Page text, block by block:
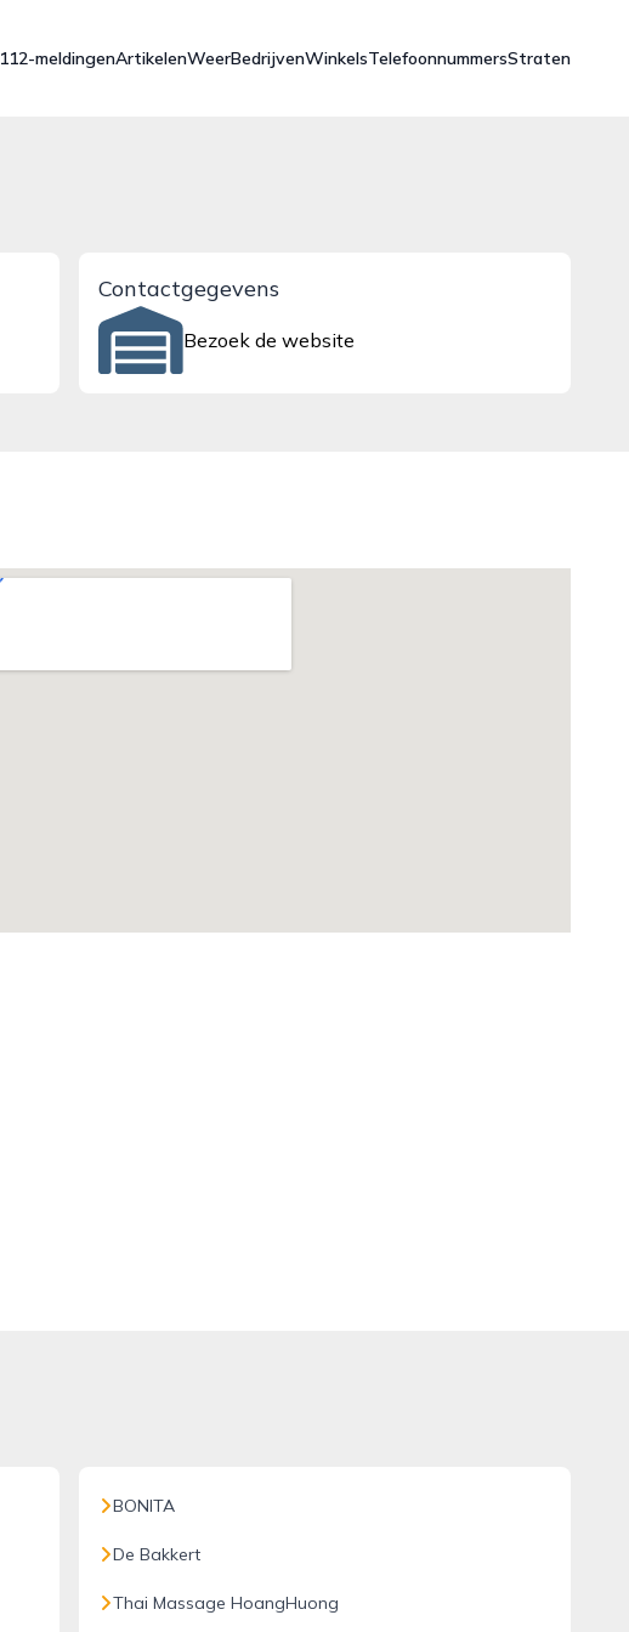
112-meldingenArtikelenWeerBedrijvenWinkelsTelefoonnummersStraten
Contactgegevens
Bezoek de website
BONITA
De Bakkert
Thai Massage HoangHuong